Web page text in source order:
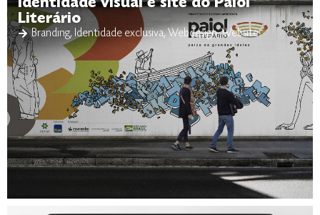
Identidade visual e site do Paiol
Literário
Branding, Identidade exclusiva,Webdesign,Website